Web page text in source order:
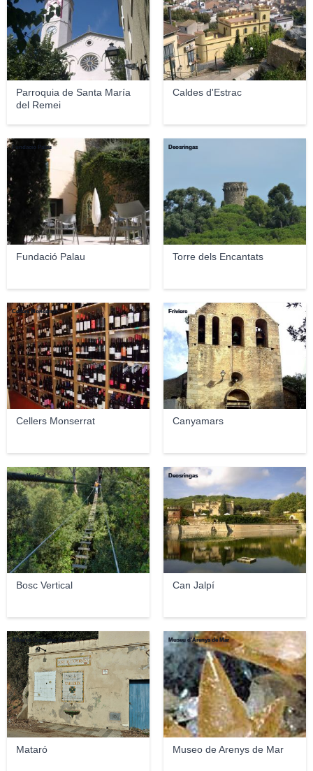
Parroquia de Santa María
del Remei
Caldes d'Estrac
Fundació Palau
Fundació Palau
Torre dels Encantats
Deosringas
Cellers Monserrat
Cellers Monserrat
Canyamars
Friviere
Bosc Vertical
Bosc Vertical
Can Jalpí
Deosringas
Mataró
Alberto Gonzalez Rovira
Museo de Arenys de Mar
Museu d'Arenys de Mar